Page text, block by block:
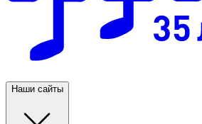
Наши сайты